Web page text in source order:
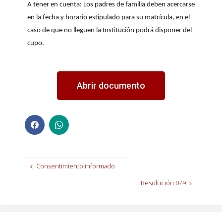
A tener en cuenta: Los padres de familia deben acercarse
en la fecha y horario estipuladopara su matrícula, en el
caso de que no lleguen la Institución podrá disponer del
cupo.
Abrir documento
Consentimiento informado
Resolución 079